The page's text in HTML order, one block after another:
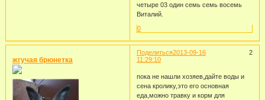
четыре 03 один семь семь восемь
Виталий.
0
Поделиться 2
2013-09-16
11:29:10
жгучая брюнетка
пока не нашли хозяев,дайте воды и
сена кролику,это его основная
еда,можно травку и корм для